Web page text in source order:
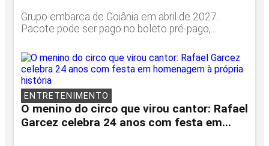
Grupo embarca de Goiânia em abril de 2027.
Pacote pode ser pago no boleto pré-pago,...
ENTRETENIMENTO
O menino do circo que virou cantor: Rafael
Garcez celebra 24 anos com festa em...